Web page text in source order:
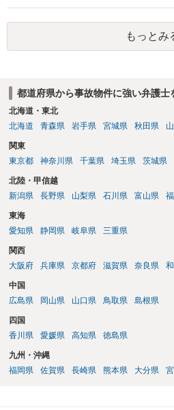
もっとみ
都道府県から事故物件に強い弁護士
北海道・東北
北海道
青森県 岩手県 宮城県 秋田県
関東
東京都
神奈川県 千葉県 埼玉県 茨城県
北陸・甲信越
新潟県
長野県 山梨県 石川県 富山県
東海
愛知県
静岡県 岐阜県 三重県
関西
大阪府
兵庫県 京都府 滋賀県 奈良県
中国
広島県
岡山県 山口県 鳥取県 島根県
四国
香川県
愛媛県 高知県 徳島県
九州・沖縄
福岡県
佐賀県 長崎県 熊本県 大分県